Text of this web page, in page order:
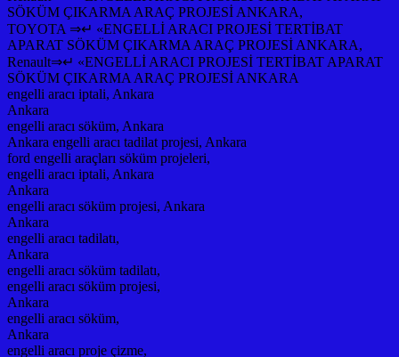
SÖKÜM ÇIKARMA ARAÇ PROJESİ ANKARA,
TOYOTA ⇒↵ «ENGELLİ ARACI PROJESİ TERTİBAT
APARAT SÖKÜM ÇIKARMA ARAÇ PROJESİ ANKARA,
Renault⇒↵ «ENGELLİ ARACI PROJESİ TERTİBAT APARAT
SÖKÜM ÇIKARMA ARAÇ PROJESİ ANKARA
engelli aracı iptali, Ankara
Ankara
engelli aracı söküm, Ankara
Ankara engelli aracı tadilat projesi, Ankara
ford engelli araçları söküm projeleri,
engelli aracı iptali, Ankara
Ankara
engelli aracı söküm projesi, Ankara
Ankara
engelli aracı tadilatı,
Ankara
engelli aracı söküm tadilatı,
engelli aracı söküm projesi,
Ankara
engelli aracı söküm,
Ankara
engelli aracı proje çizme,